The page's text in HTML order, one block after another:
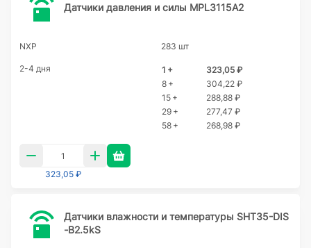
Датчики давления и силы MPL3115A2
NXP 283 шт
2-4 дня 1 +
323,05 ₽
8 +
304,22 ₽
15 +
288,88 ₽
29 +
277,47 ₽
58 +
268,98 ₽
323,05 ₽
Датчики влажности и температуры SHT35-DIS
-B2.5kS